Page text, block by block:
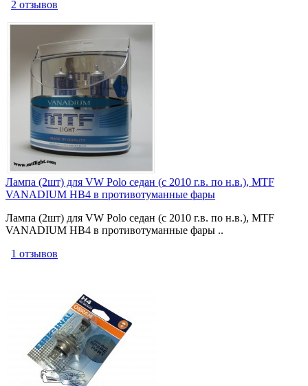
2 отзывов
Лампа (2шт) для VW Polo седан (с 2010 г.в. по н.в.), MTF
VANADIUM HB4 в противотуманные фары
Лампа (2шт) для VW Polo седан (с 2010 г.в. по н.в.), MTF
VANADIUM HB4 в противотуманные фары ..
1 отзывов